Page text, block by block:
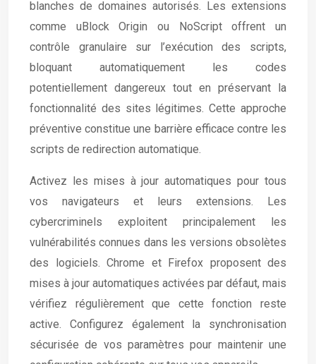
blanches de domaines autorisés. Les extensions
comme uBlock Origin ou NoScript offrent un
contrôle granulaire sur l’exécution des scripts,
bloquant automatiquement les codes
potentiellement dangereux tout en préservant la
fonctionnalité des sites légitimes. Cette approche
préventive constitue une barrière efficace contre les
scripts de redirection automatique.
Activez les mises à jour automatiques pour tous
vos navigateurs et leurs extensions. Les
cybercriminels exploitent principalement les
vulnérabilités connues dans les versions obsolètes
des logiciels. Chrome et Firefox proposent des
mises à jour automatiques activées par défaut, mais
vérifiez régulièrement que cette fonction reste
active. Configurez également la synchronisation
sécurisée de vos paramètres pour maintenir une